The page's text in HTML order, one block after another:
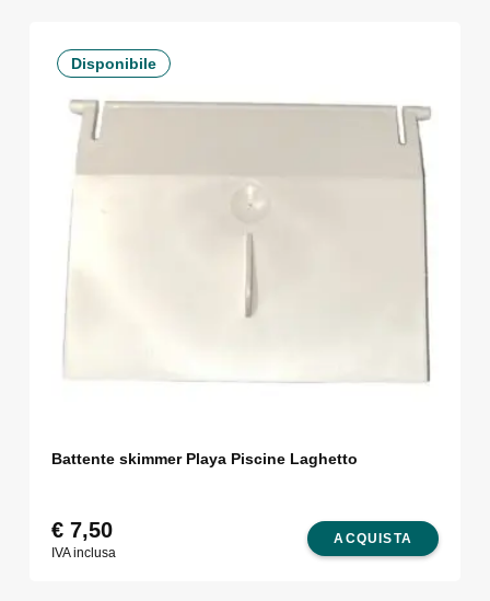
Disponibile
Battente skimmer Playa Piscine Laghetto
ACQUISTA
€7,50
IVA inclusa